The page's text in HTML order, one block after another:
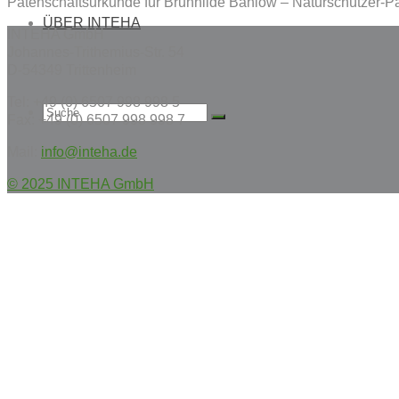
ÜBER INTEHA
Suche
INTEHA GmbH
Tel: +49 (0) 6507 998 998 5
Fax: +49 (0) 6507 998 998 7
info@inteha.de
© 2025 INTEHA GmbH